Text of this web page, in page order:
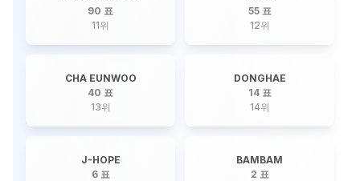
90 표
11위
55 표
12위
CHA EUNWOO
40 표
13위
DONGHAE
14 표
14위
J-HOPE
6 표
BAMBAM
2 표